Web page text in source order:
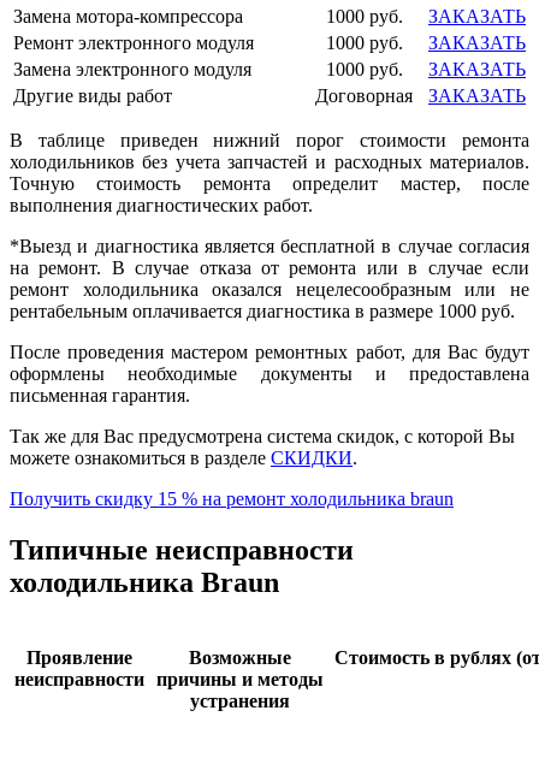
Замена мотора-компрессора
1000 руб.
ЗАКАЗАТЬ
Ремонт электронного модуля
1000 руб.
ЗАКАЗАТЬ
Замена электронного модуля
1000 руб.
ЗАКАЗАТЬ
Другие виды работ
Договорная ЗАКАЗАТЬ
В таблице приведен нижний порог стоимости ремонта
холодильников без учета запчастей и расходных материалов.
Точную стоимость ремонта определит мастер, после
выполнения диагностических работ.
*Выезд и диагностика является бесплатной в случае согласия
на ремонт. В случае отказа от ремонта или в случае если
ремонт холодильника оказался нецелесообразным или не
рентабельным оплачивается диагностика в размере 1000 руб.
После проведения мастером ремонтных работ, для Вас будут
оформлены необходимые документы и предоставлена
письменная гарантия.
Так же для Вас предусмотрена система скидок, с которой Вы
можете ознакомиться в разделе СКИДКИ.
Получить скидку 15 % на ремонт холодильника braun
Типичные неисправности
холодильника Braun
Проявление
неисправности
Возможные
причины и методы
устранения
Стоимость в рублях